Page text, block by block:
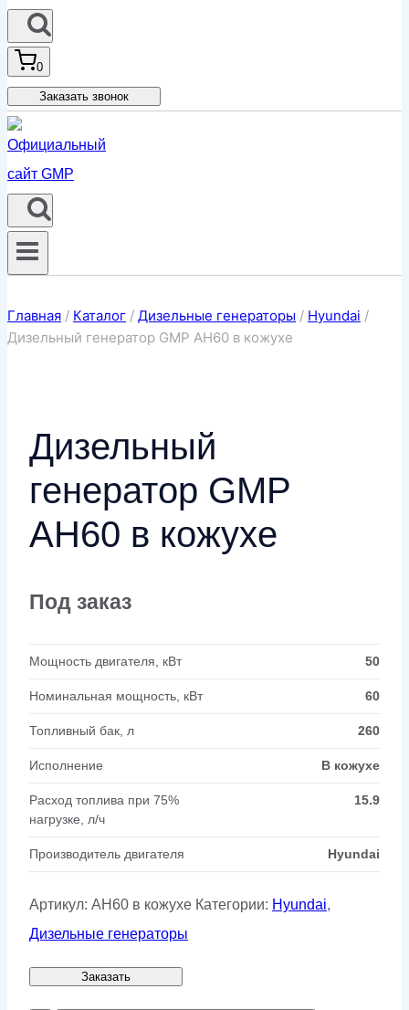
0
Заказать звонок
Главная / Каталог / Дизельные генераторы / Hyundai /
Дизельный генератор GMP AH60 в кожухе
Дизельный
генератор GMP
AH60 в кожухе
Под заказ
Мощность двигателя, кВт 50
Номинальная мощность, кВт 60
Топливный бак, л 260
Исполнение В кожухе
Расход топлива при 75%
нагрузке, л/ч
15.9
Производитель двигателя Hyundai
Артикул: AH60 в кожухе Категории: Hyundai,
Дизельные генераторы
Заказать